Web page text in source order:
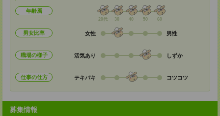
年齢層
20代 30 40 50 60
男女比率 女性 男性
職場の様子 活気あり しずか
仕事の仕方 テキパキ コツコツ
募集情報